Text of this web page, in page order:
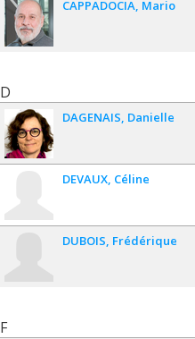
CAPPADOCIA Mario
D
DAGENAIS Danielle
DEVAUX Céline
DUBOIS Frédérique
F